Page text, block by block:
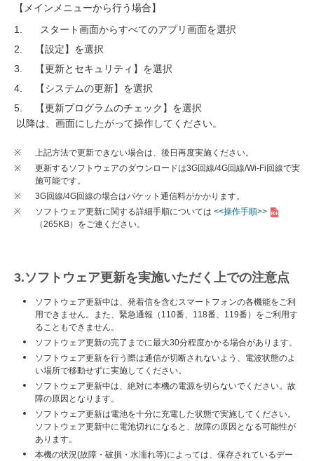
【メインメニューから行う場合】
スタート画面からすべてのアプリ画面を選択
【設定】を選択
【更新とセキュリティ】を選択
【システムの更新】を選択
【更新プログラムのチェック】を選択
以降は、画面にしたがって操作してください。
※
上記方法で更新できない場合は、後日再度実施ください。
※
更新するソフトウェアのダウンロードは3G回線/4G回線/Wi-Fi回線で実
施可能です。
※
3G回線/4G回線の場合はパケット通信料がかかります。
※
ソフトウェア更新に関する詳細手順については <<操作手順>>
（265KB） をご連ください。
3.ソフトウェア更新を実施いただく上での注意点
ソフトウェア更新中は、発着信を含むスマートフォンの各機能をご利
用できません。また、緊急通報（110番、118番、119番）をご利用す
ることもできません。
ソフトウェア更新の完了までに最大30分程度かかる場合があります。
ソフトウェア更新を行う際は通信が切断されないよう、電波状態のよ
い場所で移動せずに実施してください。
ソフトウェア更新中は、絶対に本機の電源を切らないでください。故
障の原因となります。
ソフトウェア更新は電池を十分に充電した状態で実施してください。
ソフトウェア更新中に電池切れになると、故障の原因となる可能性が
あります。
本機の状況(故障・破損・水濡れ等)によっては、保存されているデー